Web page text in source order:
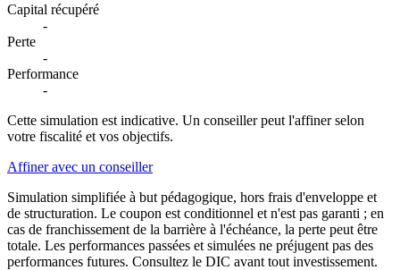
Capital récupéré
-
Perte
-
Performance
-
Cette simulation est indicative. Un conseiller peut l'affiner selon
votre fiscalité et vos objectifs.
Affiner avec un conseiller
Simulation simplifiée à but pédagogique, hors frais d'enveloppe et
de structuration. Le coupon est conditionnel et n'est pas garanti ; en
cas de franchissement de la barrière à l'échéance, la perte peut être
totale. Les performances passées et simulées ne préjugent pas des
performances futures. Consultez le DIC avant tout investissement.